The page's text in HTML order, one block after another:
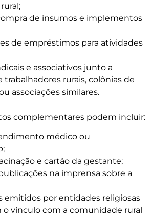
de insumos e implementos
de empréstimos para atividades
e associativos junto a
trabalhadores rurais, colônias de
associações similares.
complementares podem incluir:
médico ou
e cartão da gestante;
na imprensa sobre a
emitidos por entidades religiosas
vínculo com a comunidade rural